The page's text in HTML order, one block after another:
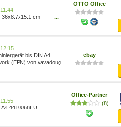
36x8.7x15.1 cm
...
OTTO Office
bis DIN A4
(EPN) von vavadoug
ebay
4410068EU
Office-Partner
(8)